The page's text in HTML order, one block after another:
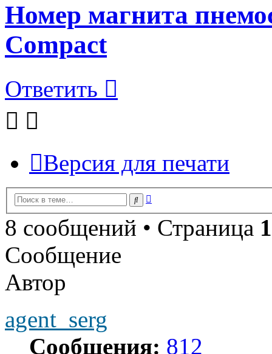
Номер магнита
Compact
Ответить
Версия для печати
Поиск
8 сообщений • Страница 1
Сообщение
Автор
agent_serg
Сообщения: 812